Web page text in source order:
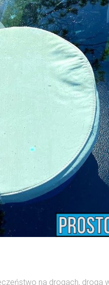
na drogach, droga